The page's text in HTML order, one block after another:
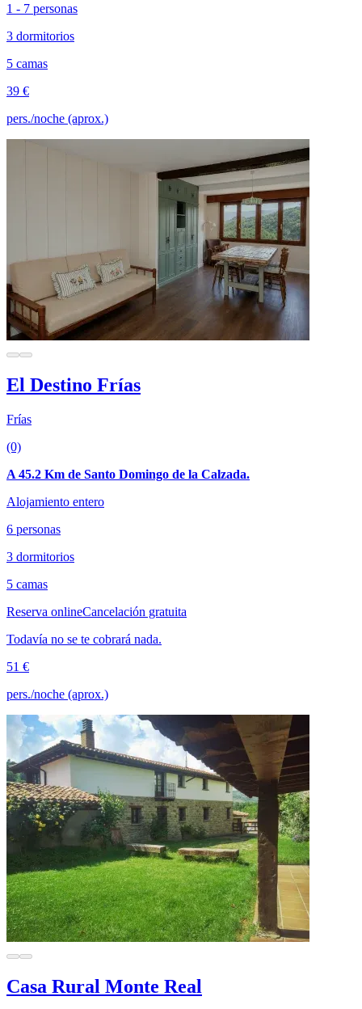
1 - 7 personas
3 dormitorios
5 camas
39 €
pers./noche (aprox.)
El Destino Frías
Frías
(0)
A 45.2 Km de Santo Domingo de la Calzada.
Alojamiento entero
6 personas
3 dormitorios
5 camas
Reserva onlineCancelación gratuita
Todavía no se te cobrará nada.
51 €
pers./noche (aprox.)
Casa Rural Monte Real